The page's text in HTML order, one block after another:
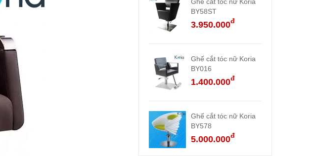
BY58ST
3.950.000đ
Ghế cắt tóc nữ Koria
BY016
1.400.000đ
Ghế cắt tóc nữ Koria
BY578
5.000.000đ